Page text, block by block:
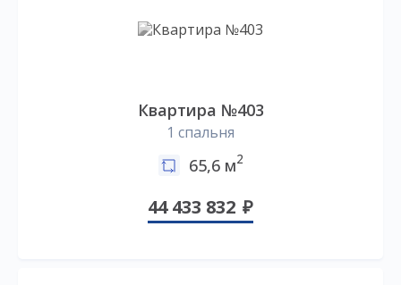
Квартира №403
1 спальня
65,6 м2
44 433 832